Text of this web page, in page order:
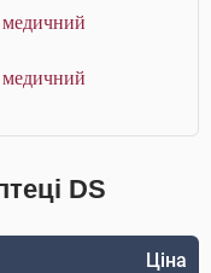
медичний
медичний
DS
Ціна